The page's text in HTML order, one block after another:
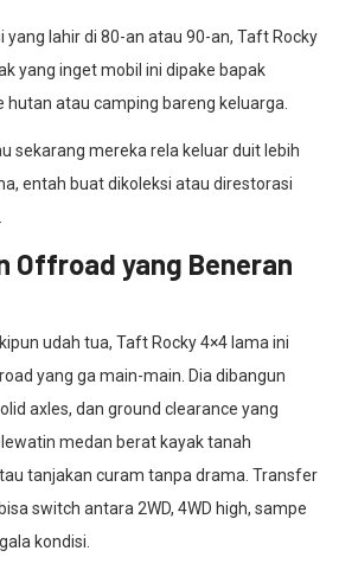
yang lahir di 80-an atau 90-an, Taft Rocky
yang inget mobil ini dipake bapak
atau camping bareng keluarga.
sekarang mereka rela keluar duit lebih
entah buat dikoleksi atau direstorasi
Offroad yang Beneran
udah tua, Taft Rocky 4×4 lama ini
yang ga main-main. Dia dibangun
axles, dan ground clearance yang
medan berat kayak tanah
tanjakan curam tanpa drama. Transfer
switch antara 2WD, 4WD high, sampe
kondisi.